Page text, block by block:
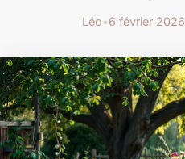
Léo•6 février 2026